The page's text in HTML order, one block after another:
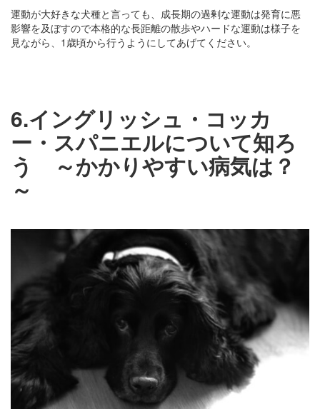
運動が大好きな犬種と言っても、成長期の過剰な運動は発育に悪
影響を及ぼすので本格的な長距離の散歩やハードな運動は様子を
見ながら、1歳頃から行うようにしてあげてください。
6.イングリッシュ・コッカ
ー・スパニエルについて知ろ
う ～かかりやすい病気は？
～